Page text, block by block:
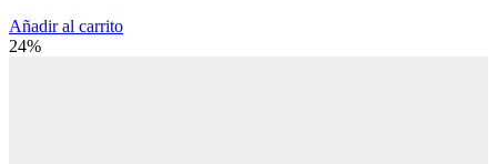
Añadir al carrito
24%